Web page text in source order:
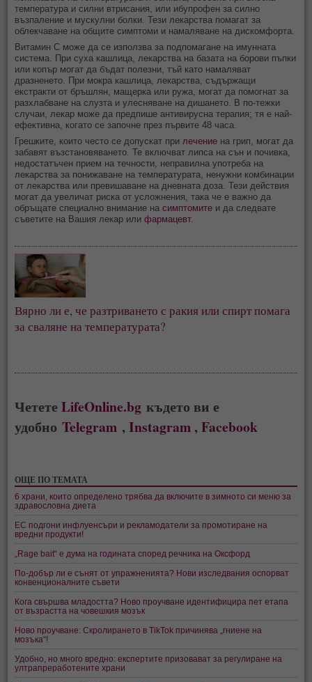
температура и силни втрисания, или ибупрофен за силно
възпаление и мускулни болки. Тези лекарства помагат за
облекчаване на общите симптоми и намаляване на дискомфорта.
Витамин C може да се използва за подпомагане на имунната
система. При суха кашлица, лекарства на базата на борови пъпки
или копър могат да бъдат полезни, тъй като намаляват
дразненето. При мокра кашлица, лекарства, съдържащи
екстракти от бръшлян, мащерка или ружа, могат да помогнат за
разхлабване на слузта и улесняване на дишането. В по-тежки
случаи, лекар може да предпише антивирусна терапия; тя е най-
ефективна, когато се започне през първите 48 часа.
Грешките, които често се допускат прилечение на грип, могат да
забавят възстановяването. Те включват липса на сън и почивка,
недостатъчен прием на течности, неправилна употреба на
лекарства за понижаване на температурата, ненужни комбинации
от лекарства или превишаване на дневната доза. Тези действия
могат да увеличат риска от усложнения, така че е важно да
обръщате специално внимание насимптомите и да следвате
съветите на Вашия лекар илифармацевт.
Вярно ли е, че разтриването с ракия или спирт помага
за сваляне на температурата?
ЧететеLifeOnline.bg където ви е
удобноTelegram ,Instagram ,Facebook
ОЩЕ ПО ТЕМАТА
6 храни, които определено трябва да включите в зимното си меню за
здравословна диета
ЕС подгони инфлуенсъри и рекламодатели за промотиране на
вредни продукти!
„Rage bait“ е дума на годината според речника на Оксфорд
По-добър ли е сънят от упражненията? Нови изследвания оспорват
конвенционалните съвети
Кога свършва младостта? Ново проучване идентифицира пет етапа
от възрастта на човешкия мозък
Ново проучване: Скролирането в TikTok причинява „гниене на
мозъка“!
Удобно, но много вредно: експертите призовават за регулиране на
ултрапреработените храни